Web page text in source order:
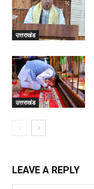
उत्तराखंड
उत्तराखंड
LEAVE A REPLY